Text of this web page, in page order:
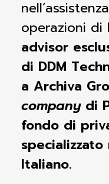
operazioni di
advisor
di DDM
a Archiva
company di
fondo di
Italiano. ​